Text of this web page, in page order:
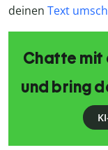
deinen Text
Chatte mit
und bring